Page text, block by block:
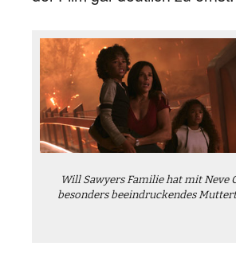
Will Sawyers Familie hat mit Neve
besonders beeindruckendes